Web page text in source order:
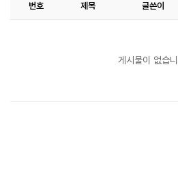
번호 제목 글쓴이
게시물이 없습